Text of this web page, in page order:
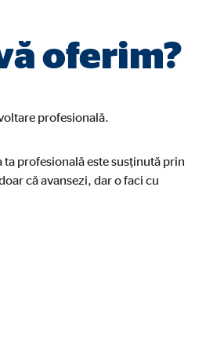
oferim?
profesională.
profesională este susținută prin
că avansezi, dar o faci cu